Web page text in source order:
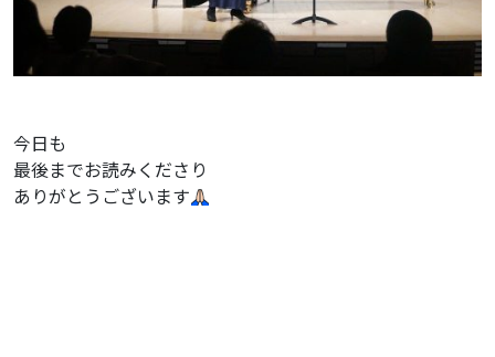
今日も
最後までお読みくださり
ありがとうございます